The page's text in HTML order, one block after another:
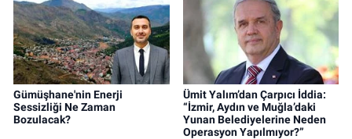
Gümüşhane'nin Enerji
Sessizliği Ne Zaman
Bozulacak?
Ümit Yalım’dan Çarpıcı İddia:
“İzmir, Aydın ve Muğla’daki
Yunan Belediyelerine Neden
Operasyon Yapılmıyor?”